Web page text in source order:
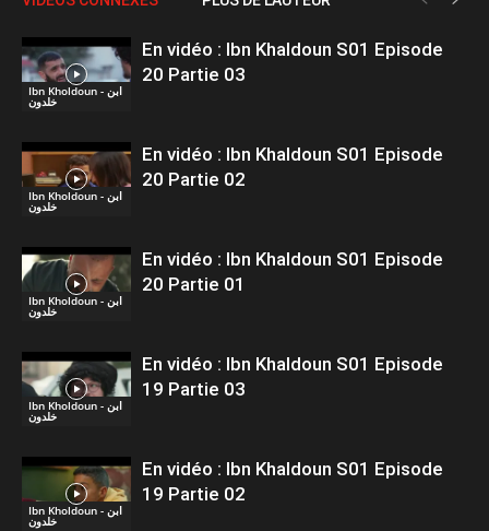
Ibn Kholdoun - ابن
خلدون
En vidéo : Ibn Khaldoun S01 Episode
20 Partie 03
Ibn Kholdoun - ابن
خلدون
En vidéo : Ibn Khaldoun S01 Episode
20 Partie 02
Ibn Kholdoun - ابن
خلدون
En vidéo : Ibn Khaldoun S01 Episode
20 Partie 01
Ibn Kholdoun - ابن
خلدون
En vidéo : Ibn Khaldoun S01 Episode
19 Partie 03
Ibn Kholdoun - ابن
خلدون
En vidéo : Ibn Khaldoun S01 Episode
19 Partie 02